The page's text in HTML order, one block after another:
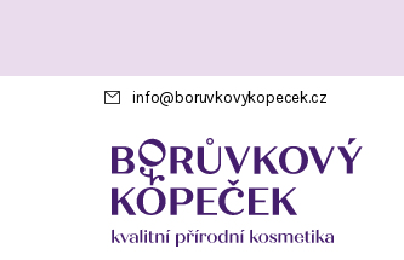
info@ boruvkovykopecek.cz